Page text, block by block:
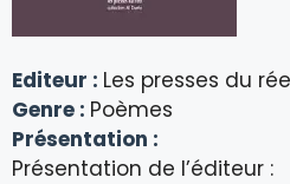
Editeur : Les presses du
Genre : Poèmes
Présentation :
Présentation de l’éditeur :